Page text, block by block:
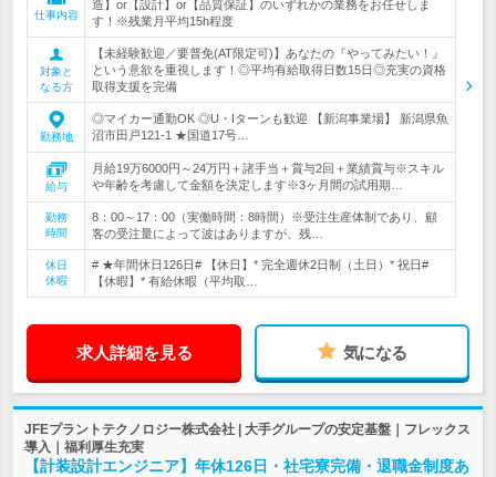
仕事内容
造】or【設計】or【品質保証】のいずれかの業務をお任せしま
す！※残業月平均15h程度
対象と
なる方
【未経験歓迎／要普免(AT限定可)】あなたの『やってみたい！』
という意欲を重視します！◎平均有給取得日数15日◎充実の資格
取得支援を完備
勤務地
◎マイカー通勤OK ◎U・Iターンも歓迎 【新潟事業場】 新潟県魚
沼市田戸121-1 ★国道17号…
給与
月給19万6000円～24万円＋諸手当＋賞与2回＋業績賞与※スキル
や年齢を考慮して金額を決定します※3ヶ月間の試用期…
勤務
時間
8：00～17：00（実働時間：8時間）※受注生産体制であり、顧
客の受注量によって波はありますが、残…
休日
休暇
# ★年間休日126日# 【休日】* 完全週休2日制（土日）* 祝日#
【休暇】* 有給休暇（平均取…
求人詳細を見る 気になる
JFEプラントテクノロジー株式会社 | 大手グループの安定基盤｜フレックス
導入｜福利厚生充実
【計装設計エンジニア】年休126日・社宅寮完備・退職金制度あ